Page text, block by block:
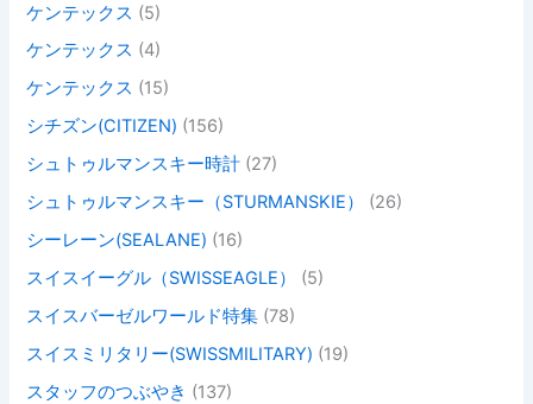
ケンテックス (5)
ケンテックス (4)
ケンテックス (15)
シチズン(CITIZEN) (156)
シュトゥルマンスキー時計 (27)
シュトゥルマンスキー（STURMANSKIE）
(26)
シーレーン(SEALANE) (16)
スイスイーグル（SWISSEAGLE）
(5)
スイスバーゼルワールド特集 (78)
スイスミリタリー(SWISSMILITARY) (19)
スタッフのつぶやき (137)